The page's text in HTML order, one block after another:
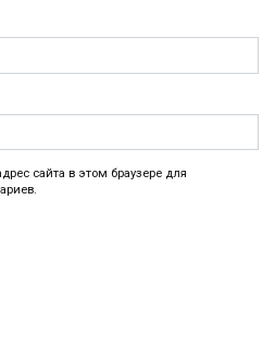
сайта в этом браузере для